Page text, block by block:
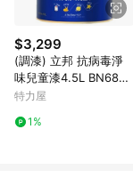
$3,299
(調漆) 立邦 抗病毒淨
味兒童漆4.5L BN6860
-4 紫羅蘭
特力屋
1%